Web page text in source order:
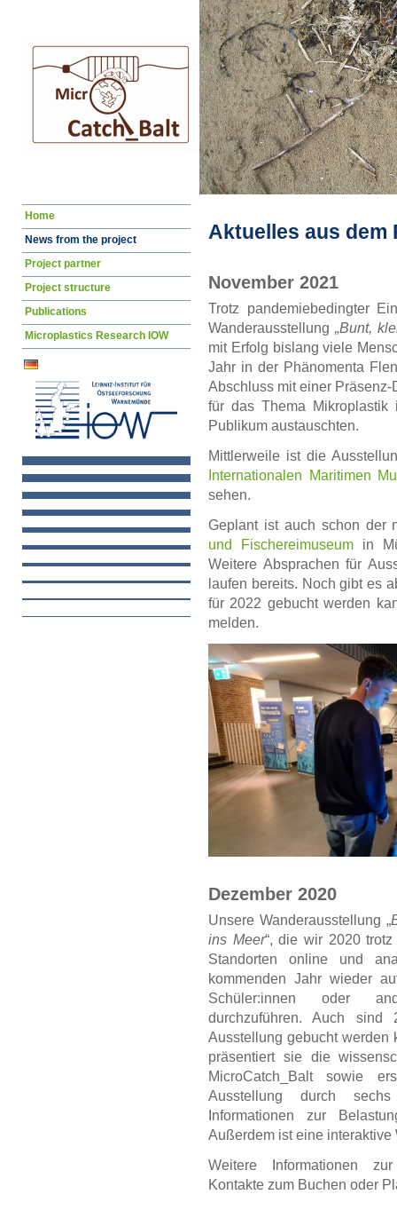
Aktuelles aus dem
November 2021
Trotz pandemiebedingter
Wanderausstellung „Bunt,
mit Erfolg bislang viele
Jahr in der Phänomenta
Abschluss mit einer
für das Thema
Publikum austauschten.
Mittlerweile ist die
Internationalen Maritimen
sehen.
Geplant ist auch schon der
und Fischereimuseum in
Weitere Absprachen für
laufen bereits. Noch gibt es
für 2022 gebucht werden
melden.
Dezember 2020
Unsere Wanderausstellung „
ins Meer“, die wir 2020
Standorten online und
kommenden Jahr wieder
Schüler:innen oder
durchzuführen. Auch
Ausstellung gebucht werden
präsentiert sie die
MicroCatch_Balt sowie
Ausstellung durch
Informationen zur
Außerdem ist eine
Weitere Informationen
Kontakte zum Buchen oder
Skip
Home
News from the project
Project partner
Project structure
Publications
Microplastics Research IOW